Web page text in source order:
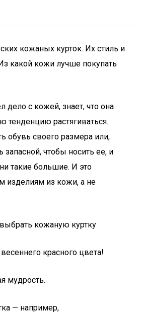
кожаных курток. Их стиль и
какой кожи лучше покупать
дело с кожей, знает, что она
тенденцию растягиваться.
обувь своего размера или,
запасной, чтобы носить ее, и
такие большие. И это
изделиям из кожи, а не
кожаную куртку
красного цвета!
мудрость.
— например,